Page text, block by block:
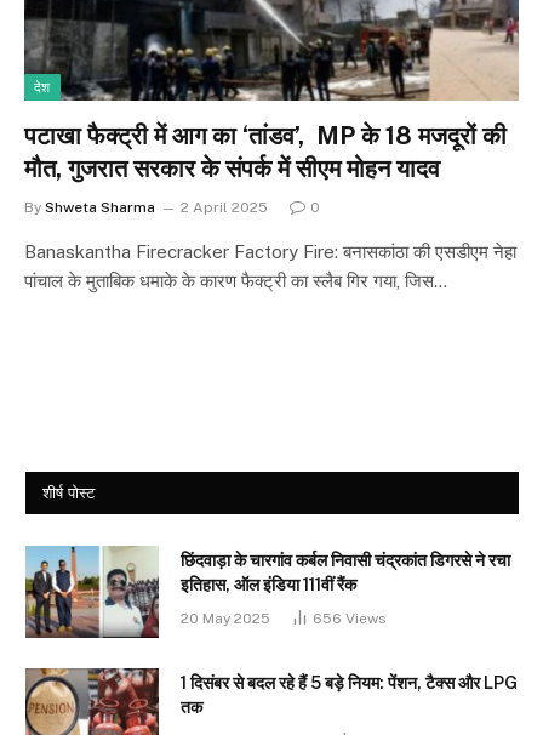
देश
पटाखा फैक्ट्री में आग का ‘तांडव’, MP के 18 मजदूरों की
मौत, गुजरात सरकार के संपर्क में सीएम मोहन यादव
By Shweta Sharma 2 April 2025 0
Banaskantha Firecracker Factory Fire: बनासकांठा की एसडीएम नेहा
पांचाल के मुताबिक धमाके के कारण फैक्ट्री का स्लैब गिर गया, जिस…
शीर्ष पोस्ट
छिंदवाड़ा के चारगांव कर्बल निवासी चंद्रकांत डिगरसे ने रचा
इतिहास, ऑल इंडिया 111वीं रैंक
20 May 2025 656 Views
1 दिसंबर से बदल रहे हैं 5 बड़े नियम: पेंशन, टैक्स और LPG
तक